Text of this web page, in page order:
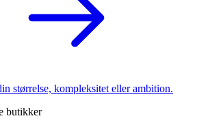
størrelse, kompleksitet eller ambition.
butikker